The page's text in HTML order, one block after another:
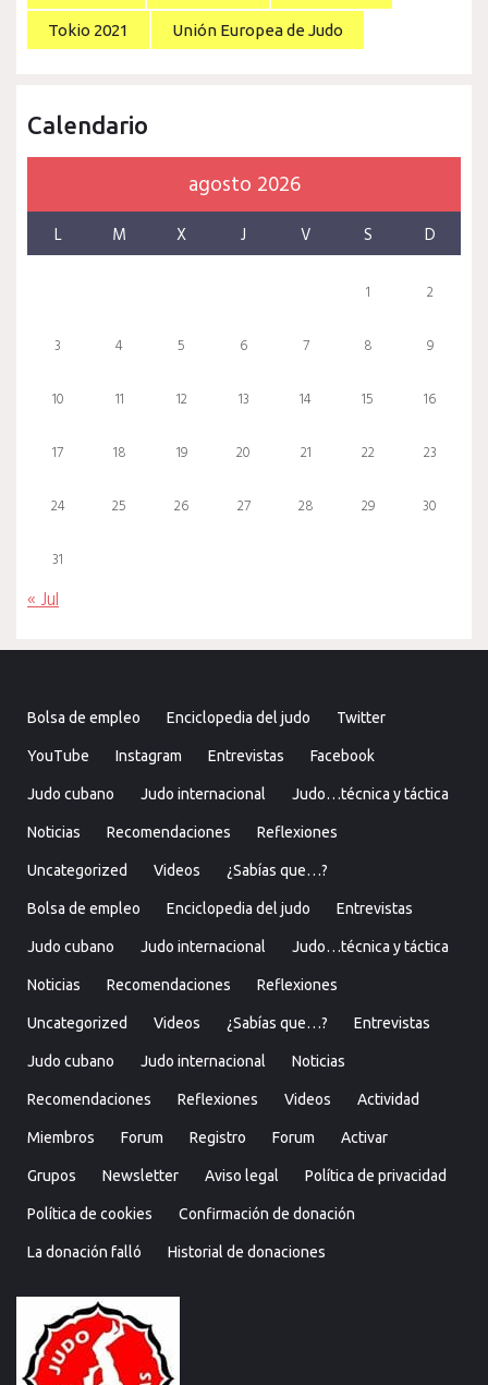
Tokio 2021 Unión Europea de Judo
Calendario
agosto 2026
L M X J V S D
1 2
3 4 5 6 7 8 9
10 11 12 13 14 15 16
17 18 19 20 21 22 23
24 25 26 27 28 29 30
31
« Jul
Bolsa de empleo Enciclopedia del judo Twitter
YouTube Instagram Entrevistas Facebook
Judo cubano Judo internacional Judo…técnica y táctica
Noticias Recomendaciones Reflexiones
Uncategorized Videos ¿Sabías que…?
Bolsa de empleo Enciclopedia del judo Entrevistas
Judo cubano Judo internacional Judo…técnica y táctica
Noticias Recomendaciones Reflexiones
Uncategorized Videos ¿Sabías que…? Entrevistas
Judo cubano Judo internacional Noticias
Recomendaciones Reflexiones Videos Actividad
Miembros Forum Registro Forum Activar
Grupos Newsletter Aviso legal Política de privacidad
Política de cookies Confirmación de donación
La donación falló Historial de donaciones